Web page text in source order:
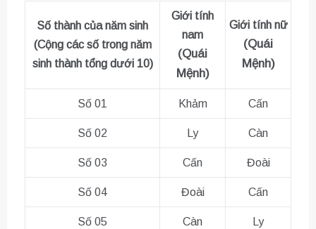
Số thành của năm sinh
(Cộng các số trong năm
sinh thành tổng dưới 10)
Giới tính
nam
(Quái
Mệnh)
Giới tính nữ
(Quái
Mệnh)
Số 01 Khảm Cấn
Số 02 Ly Càn
Số 03 Cấn Đoài
Số 04 Đoài Cấn
Số 05 Càn Ly